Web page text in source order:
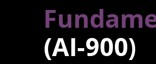
(AI-900)